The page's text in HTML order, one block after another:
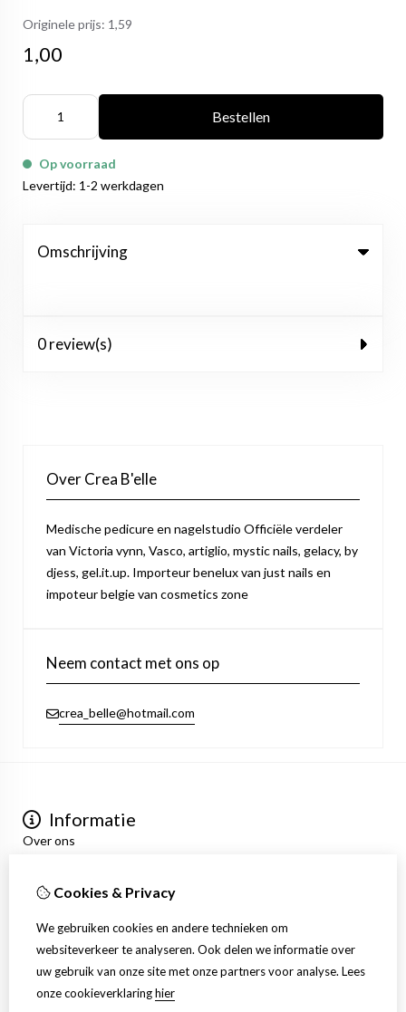
Originele prijs: 1,59
1,00
Bestellen
Op voorraad
Levertijd: 1-2 werkdagen
Omschrijving
0 review(s)
Over Crea B'elle
Medische pedicure en nagelstudio Officiële verdeler
van Victoria vynn, Vasco, artiglio, mystic nails, gelacy, by
djess, gel.it.up. Importeur benelux van just nails en
impoteur belgie van cosmetics zone
Neem contact met ons op
crea_belle@hotmail.com
Informatie
Over ons
Algemene voorwaarden
Mijn account
Inloggen
Bestelhistorie
Verlanglijst
Nieuwsbrief
Cookies & Privacy
We gebruiken cookies en andere technieken om
websiteverkeer te analyseren. Ook delen we informatie over
uw gebruik van onze site met onze partners voor analyse. Lees
onze cookieverklaringhier